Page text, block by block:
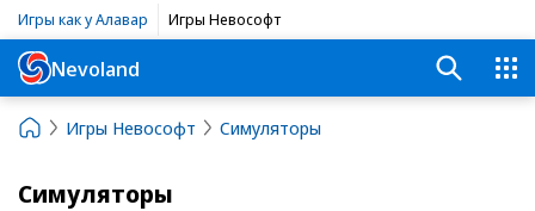
Игры как у Алавар Игры Невософт
Nevoland
Игры Невософт Симуляторы
Симуляторы